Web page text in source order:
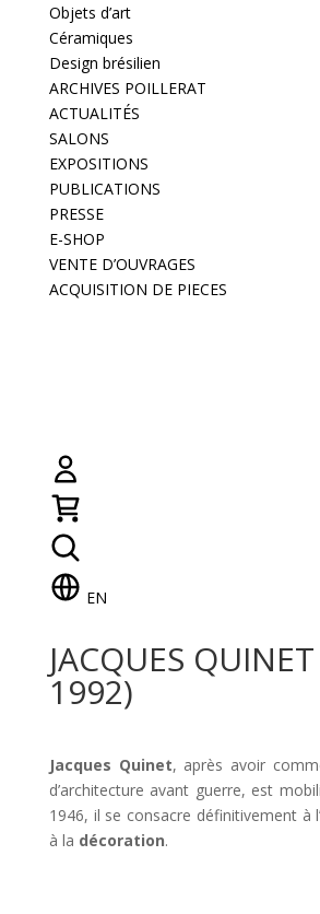
Objets d’art
Céramiques
Design brésilien
ARCHIVES POILLERAT
ACTUALITÉS
SALONS
EXPOSITIONS
PUBLICATIONS
PRESSE
E-SHOP
VENTE D’OUVRAGES
ACQUISITION DE PIECES
EN
JACQUES
1992)
Jacques Quinet, après avoir
d’architecture avant guerre, est
1946, il se consacre définitivement à l’
à la décoration.